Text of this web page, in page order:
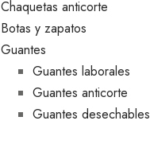
Chaquetas anticorte
Botas y zapatos
Guantes
Guantes laborales
Guantes anticorte
Guantes desechables